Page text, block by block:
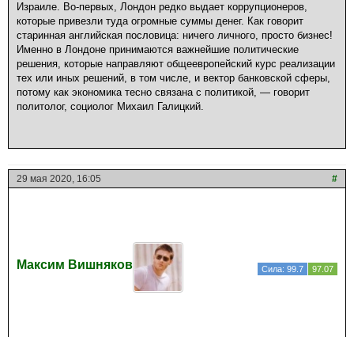
Израиле. Во-первых, Лондон редко выдает коррупционеров,
которые привезли туда огромные суммы денег. Как говорит
старинная английская пословица: ничего личного, просто бизнес!
Именно в Лондоне принимаются важнейшие политические
решения, которые направляют общеевропейский курс реализации
тех или иных решений, в том числе, и вектор банковской сферы,
потому как экономика тесно связана с политикой, — говорит
политолог, социолог Михаил Галицкий.
29 мая 2020, 16:05 #
Максим Вишняков Сила: 99.7 97.07